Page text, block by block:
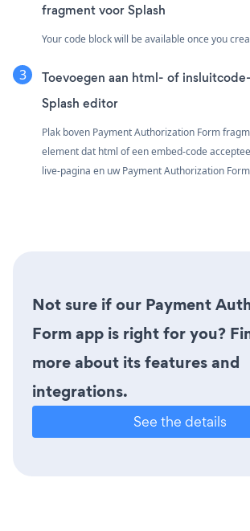
fragment voor Splash
Your code block will be available once you
Toevoegen aan html- of
Splash editor
Plak boven Payment Authorization Form
element dat html of een embed-code
live-pagina en uw Payment Authorization
Not sure if our Payment
Form app is right for you?
more about its features and
integrations.
See the details